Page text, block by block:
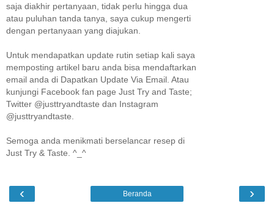
saja diakhir pertanyaan, tidak perlu hingga dua
atau puluhan tanda tanya, saya cukup mengerti
dengan pertanyaan yang diajukan.
Untuk mendapatkan update rutin setiap kali saya
memposting artikel baru anda bisa mendaftarkan
email anda di Dapatkan Update Via Email. Atau
kunjungi Facebook fan page Just Try and Taste;
Twitter @justtryandtaste dan Instagram
@justtryandtaste.
Semoga anda menikmati berselancar resep di
Just Try & Taste. ^_^
‹ ›
Beranda